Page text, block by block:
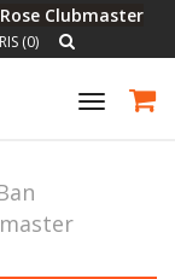
Clubmaster
(0)
Toggle